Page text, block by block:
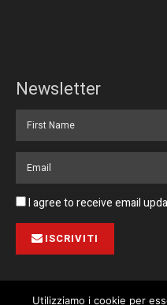
Newsletter
I agree to receive email
ISCRIVITI
Utilizziamo i cookie per